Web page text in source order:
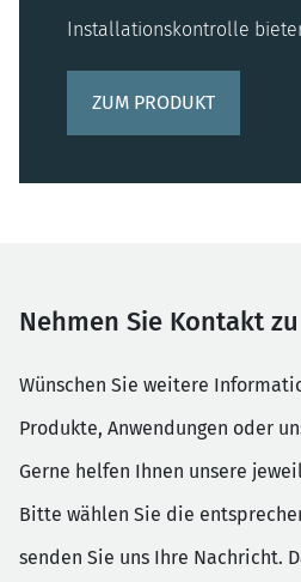
Installationskontrolle
ZUM PRODUKT
Nehmen Sie Kontakt
Wünschen Sie weitere
Produkte, Anwendungen oder
Gerne helfen Ihnen unsere
Bitte wählen Sie die
senden Sie uns Ihre Nachricht.